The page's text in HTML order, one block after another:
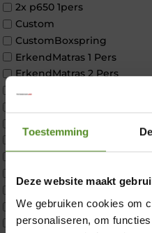
Toestemming
Deze website maakt
We gebruiken cookies om
personaliseren, om
2x p650 1pers
Custom
CustomBoxspring
ErkendMatras 1 Pers
ErkendMatras 2 Pers
p350 1 Pers
p350 2 Pers
P650 25cm
P650 Twijfelaar